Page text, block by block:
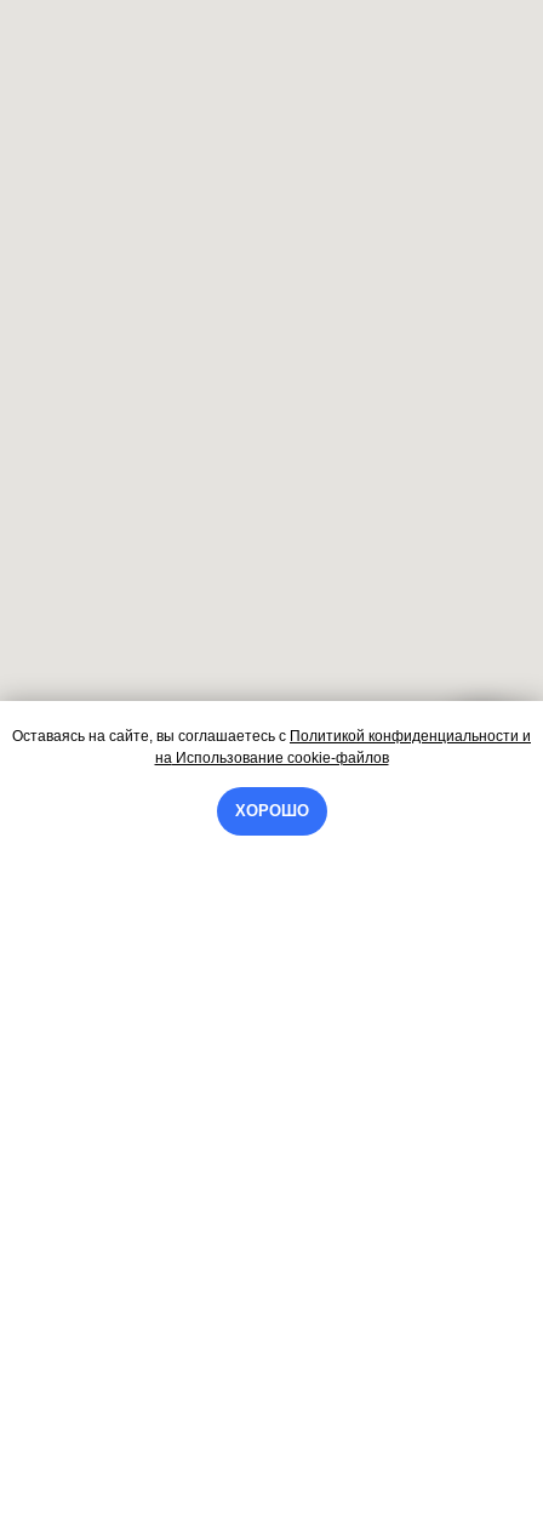
Оставаясь на сайте, вы соглашаетесь с Политикой конфиденциальности и
наИспользование cookie-файлов
ХОРОШО
Контакты